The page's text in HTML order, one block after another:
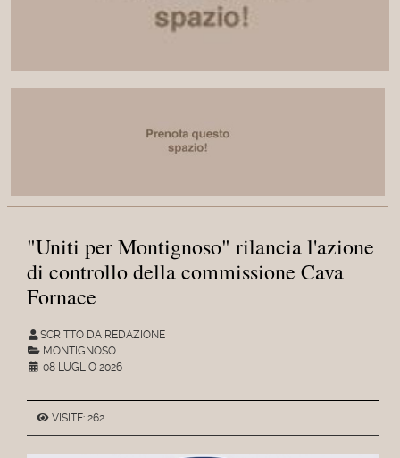
"Uniti per Montignoso" rilancia l'azione
di controllo della commissione Cava
Fornace
SCRITTO DA REDAZIONE
MONTIGNOSO
08 LUGLIO 2026
VISITE: 262